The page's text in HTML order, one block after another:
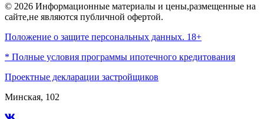
© 2026 Информационные материалы и цены,размещенные на
сайте,не являются публичной офертой.
Положение о защите персональных данных. 18+
* Полные условия программы ипотечного кредитования
Проектные декларации застройщиков
Минская, 102